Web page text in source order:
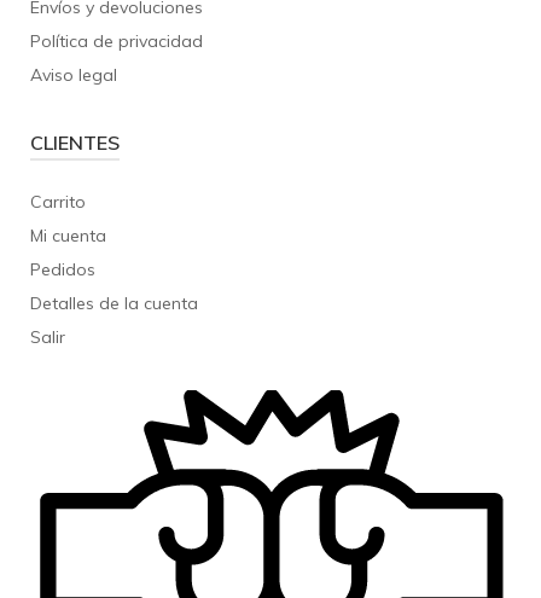
Envíos y devoluciones
Política de privacidad
Aviso legal
CLIENTES
Carrito
Mi cuenta
Pedidos
Detalles de la cuenta
Salir